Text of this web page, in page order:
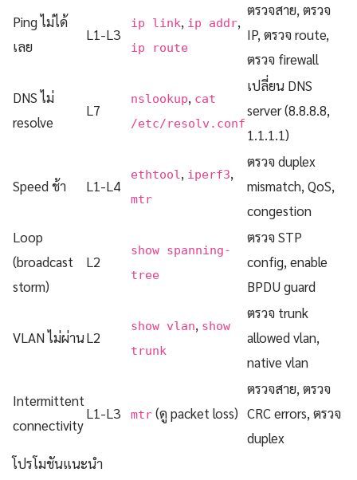
Ping ไม่ได้
เลย
L1-L3
ip link, ip addr,
ip route
ตรวจสาย, ตรวจ
IP, ตรวจ route,
ตรวจ firewall
DNS ไม่
resolve
L7
nslookup, cat
/etc/resolv.conf
เปลี่ยน DNS
server (8.8.8.8,
1.1.1.1)
Speed ช้า L1-L4
ethtool , iperf3,
mtr
ตรวจ duplex
mismatch, QoS,
congestion
Loop
(broadcast
storm)
L2
show spanning-
tree
ตรวจ STP
config, enable
BPDU guard
VLAN ไม่ผ่านL2
show vlan, show
trunk
ตรวจ trunk
allowed vlan,
native vlan
Intermittent
connectivity
L1-L3 mtr (ดู packet loss)
ตรวจสาย, ตรวจ
CRC errors, ตรวจ
duplex
โปรโมชันแนะนำ